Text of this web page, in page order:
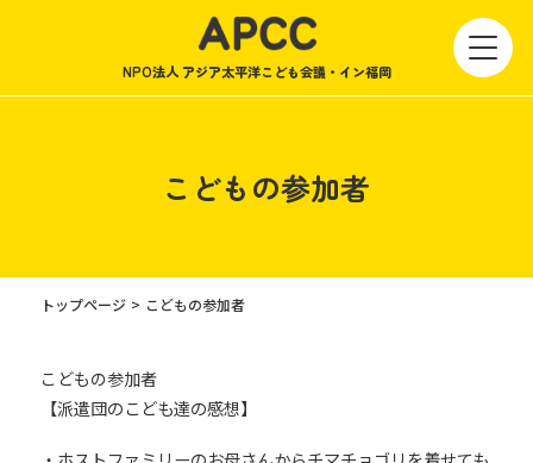
NPO法人 アジア太平洋こども会議・イン福岡
こどもの参加者
トップページ こどもの参加者
こどもの参加者
【派遣団のこども達の感想】